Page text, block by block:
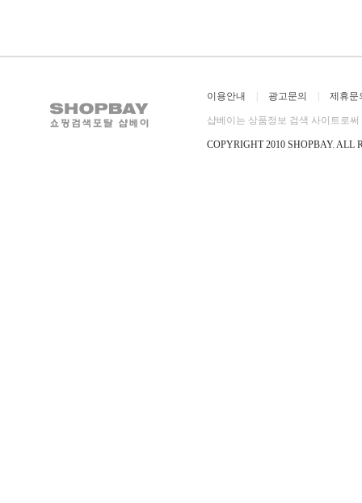
이용안내 광고문의 제휴문
샵베이는 상품정보 검색 사이트로
COPYRIGHT 2010 SHOPBAY. ALL